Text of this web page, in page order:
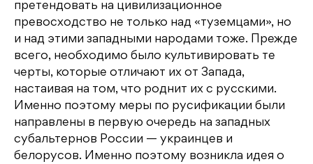
претендовать на цивилизационное
превосходство не только над «туземцами», но
и над этими западными народами тоже. Прежде
всего, необходимо было культивировать те
черты, которые отличают их от Запада,
настаивая на том, что роднит их с русскими.
Именно поэтому меры по русификации были
направлены в первую очередь на западных
субальтернов России — украинцев и
белорусов. Именно поэтому возникла идея о